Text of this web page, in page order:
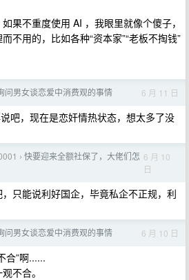
果不重度使用 AI ，我眼里就像个傻子，
不用的，比如各种“资本家”“老板不掏钱”
问男女谈恋爱中消费观的事情 6 月 11 日
吧，现在是恋奸情热状态，想太多了没
› 快要迎来全额社保了，大佬们怎 6 月 10
日
只能说利好国企，毕竟私企不正规，利
问男女谈恋爱中消费观的事情 6 月 10 日
合”啊......
不合。